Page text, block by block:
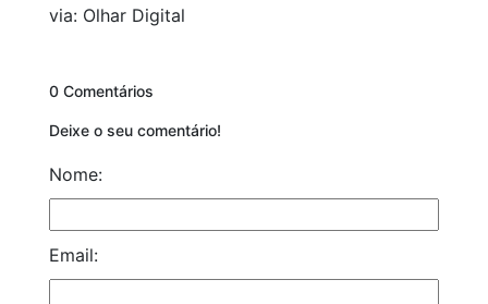
via: Olhar Digital
0 Comentários
Deixe o seu comentário!
Nome:
Email: